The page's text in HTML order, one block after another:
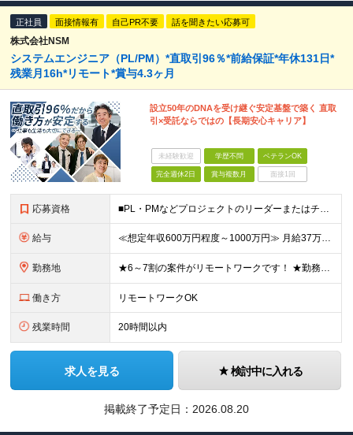
正社員 面接情報有 自己PR不要 話を聞きたい応募可
株式会社NSM
システムエンジニア（PL/PM）*直取引96％*前給保証*年休131日*
残業月16h*リモート*賞与4.3ヶ月
設立50年のDNAを受け継ぐ安定基盤で築く 直取
引×受託ならではの【長期安心キャリア】
未経験歓迎 学歴不問 ベテランOK
完全週休2日 賞与複数月 面接1回
応募資格 ■PL・PMなどプロジェクトのリーダーまたはチームリーダーとしての経験をお持ちの方 ┗顧客との仕様調整、要件整理・提案の経験をお持ちの方 ■業務システムまたはWebシステムの開発実務経験（目安：5年以
給与 ≪想定年収600万円程度～1000万円≫ 月給37万5000円～62万5000円＋ 賞与年3回（4.3ヶ月分）＋各種手当 ※残業代は、1分単位で別途全額支給します ※試用期間は3ヶ月。その間の給与・
勤務地 ★6～7割の案件がリモートワークです！ ★勤務地は希望を考慮の上で決定します ★転勤はありません ━━━‥ 【本社】 東京都中央区銀座3-10-9 KEC銀座ビル6F 【横浜プロジェクトルーム】
働き方 リモートワークOK
残業時間 20時間以内
求人を見る 検討中に入れる
掲載終了予定日： 2026.08.20